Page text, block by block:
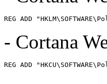
REG ADD
- Cortana
REG ADD